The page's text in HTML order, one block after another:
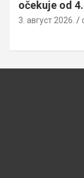
očekuje od
3. август 2026.